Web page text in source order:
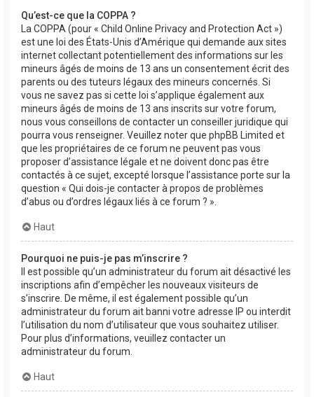
Qu’est-ce que la COPPA ?
La COPPA (pour « Child Online Privacy and Protection Act »)
est une loi des États-Unis d’Amérique qui demande aux sites
internet collectant potentiellement des informations sur les
mineurs âgés de moins de 13 ans un consentement écrit des
parents ou des tuteurs légaux des mineurs concernés. Si
vous ne savez pas si cette loi s’applique également aux
mineurs âgés de moins de 13 ans inscrits sur votre forum,
nous vous conseillons de contacter un conseiller juridique qui
pourra vous renseigner. Veuillez noter que phpBB Limited et
que les propriétaires de ce forum ne peuvent pas vous
proposer d’assistance légale et ne doivent donc pas être
contactés à ce sujet, excepté lorsque l’assistance porte sur la
question « Qui dois-je contacter à propos de problèmes
d’abus ou d’ordres légaux liés à ce forum ? ».
Haut
Pourquoi ne puis-je pas m’inscrire ?
Il est possible qu’un administrateur du forum ait désactivé les
inscriptions afin d’empêcher les nouveaux visiteurs de
s’inscrire. De même, il est également possible qu’un
administrateur du forum ait banni votre adresse IP ou interdit
l’utilisation du nom d’utilisateur que vous souhaitez utiliser.
Pour plus d’informations, veuillez contacter un
administrateur du forum.
Haut